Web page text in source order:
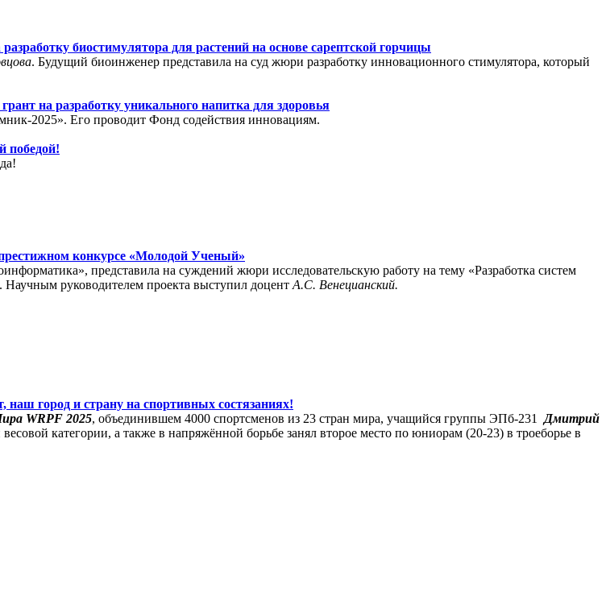
биостимулятора для растений на основе сарептской горчицы
. Будущий биоинженер представила на суд жюри разработку инновационного стимулятора, который
на разработку уникального напитка для здоровья
2025». Его проводит Фонд содействия инновациям.
победой!
конкурсе «Молодой Ученый»
представила на суждений жюри исследовательскую работу на тему «Разработка систем
руководителем проекта выступил доцент А.С. Венецианский.
город и страну на спортивных состязаниях!
WRPF 2025, объединившем 4000 спортсменов из 23 стран мира, учащийся группы ЭПб-231 Дмитрий
категории, а также в напряжённой борьбе занял второе место по юниорам (20-23) в троеборье в